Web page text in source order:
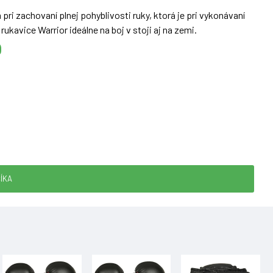
zachovaní plnej pohyblivosti ruky, ktorá je pri vykonávaní
Warrior ideálne na boj v stoji aj na zemi.
ktorý zabezpečuje lepšie rozloženie sily úderu, ako aj
zaťatej ruke prirodzenú polohu dlane pri úderoch, čím
dlane.
potreby. Bolo aplikovaných množstvo vylepšení,